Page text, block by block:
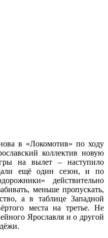
в «Локомотив» по ходу
коллектив новую
на вылет – наступило
дали ещё один сезон, и по
действительно
меньше пропускать,
а в таблице Западной
места на третье. Не
Ярославля и о другой